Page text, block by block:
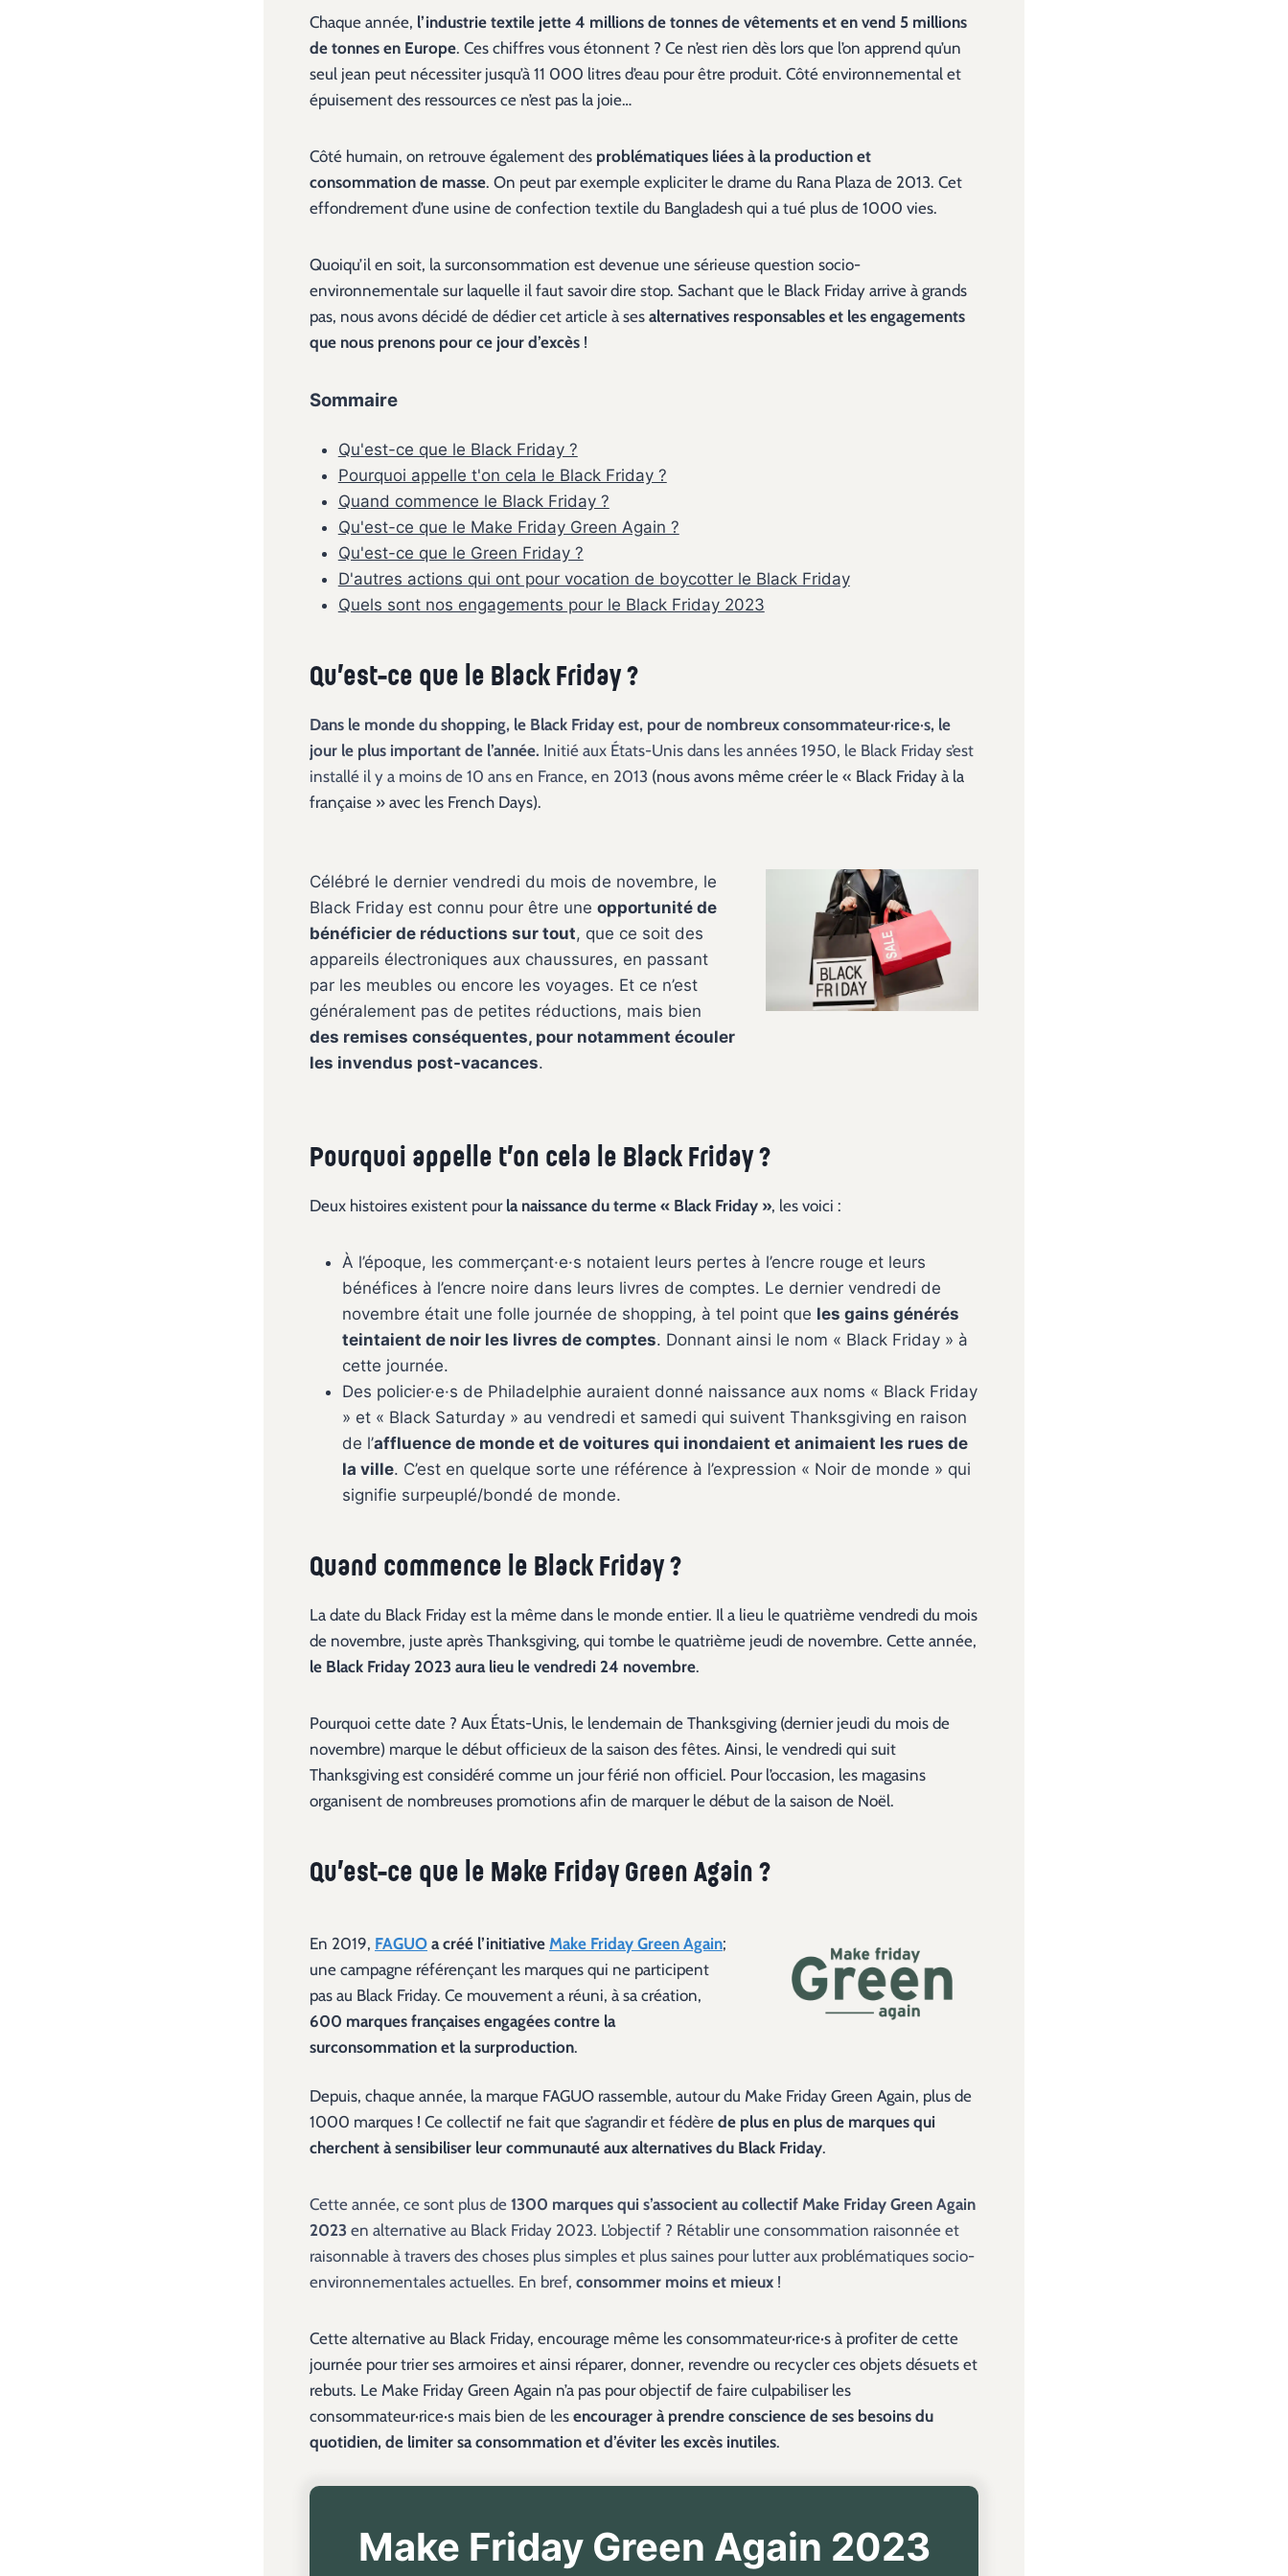
Chaque année, l’industrie textile jette 4 millions de tonnes de vêtements et en vend 5 millions
de tonnes en Europe. Ces chiffres vous étonnent ? Ce n’est rien dès lors que l’on apprend qu’un
seul jean peut nécessiter jusqu’à 11 000 litres d’eau pour être produit. Côté environnemental et
épuisement des ressources ce n’est pas la joie…
Côté humain, on retrouve également des problématiques liées à la production et
consommation de masse. On peut par exemple expliciter le drame du Rana Plaza de 2013. Cet
effondrement d’une usine de confection textile du Bangladesh qui a tué plus de 1000 vies.
Quoiqu’il en soit, la surconsommation est devenue une sérieuse question socio-
environnementale sur laquelle il faut savoir dire stop. Sachant que le Black Friday arrive à grands
pas, nous avons décidé de dédier cet article à ses alternatives responsables et les engagements
que nous prenons pour ce jour d’excès !
Sommaire
Qu'est-ce que le Black Friday ?
Pourquoi appelle t'on cela le Black Friday ?
Quand commence le Black Friday ?
Qu'est-ce que le Make Friday Green Again ?
Qu'est-ce que le Green Friday ?
D'autres actions qui ont pour vocation de boycotter le Black Friday
Quels sont nos engagements pour le Black Friday 2023
Qu’est-ce que le Black Friday ?
Dans le monde du shopping, le Black Friday est, pour de nombreux consommateur·rice·s, le
jour le plus important de l’année. Initié aux États-Unis dans les années 1950, le Black Friday s’est
installé il y a moins de 10 ans en France, en 2013 (nous avons même créer le « Black Friday à la
française » avec les French Days).
Célébré le dernier vendredi du mois de novembre, le
Black Friday est connu pour être une opportunité de
bénéficier de réductions sur tout, que ce soit des
appareils électroniques aux chaussures, en passant
par les meubles ou encore les voyages. Et ce n’est
généralement pas de petites réductions, mais bien
des remises conséquentes, pour notamment écouler
les invendus post-vacances.
Pourquoi appelle t’on cela le Black Friday ?
Deux histoires existent pour la naissance du terme « Black Friday », les voici :
À l’époque, les commerçant·e·s notaient leurs pertes à l’encre rouge et leurs
bénéfices à l’encre noire dans leurs livres de comptes. Le dernier vendredi de
novembre était une folle journée de shopping, à tel point que les gains générés
teintaient de noir les livres de comptes. Donnant ainsi le nom « Black Friday » à
cette journée.
Des policier·e·s de Philadelphie auraient donné naissance aux noms « Black Friday
» et « Black Saturday » au vendredi et samedi qui suivent Thanksgiving en raison
de l’affluence de monde et de voitures qui inondaient et animaient les rues de
la ville. C’est en quelque sorte une référence à l’expression « Noir de monde » qui
signifie surpeuplé/bondé de monde.
Quand commence le Black Friday ?
La date du Black Friday est la même dans le monde entier. Il a lieu le quatrième vendredi du mois
de novembre, juste après Thanksgiving, qui tombe le quatrième jeudi de novembre. Cette année,
le Black Friday 2023 aura lieu le vendredi 24 novembre.
Pourquoi cette date ? Aux États-Unis, le lendemain de Thanksgiving (dernier jeudi du mois de
novembre) marque le début officieux de la saison des fêtes. Ainsi, le vendredi qui suit
Thanksgiving est considéré comme un jour férié non officiel. Pour l’occasion, les magasins
organisent de nombreuses promotions afin de marquer le début de la saison de Noël.
Qu’est-ce que le Make Friday Green Again ?
En 2019, FAGUO a créé l’initiative Make Friday Green Again;
une campagne référençant les marques qui ne participent
pas au Black Friday. Ce mouvement a réuni, à sa création,
600 marques françaises engagées contre la
surconsommation et la surproduction.
Depuis, chaque année, la marque FAGUO rassemble, autour du Make Friday Green Again, plus de
1000 marques ! Ce collectif ne fait que s’agrandir et fédère de plus en plus de marques qui
cherchent à sensibiliser leur communauté aux alternatives du Black Friday.
Cette année, ce sont plus de 1300 marques qui s’associent au collectif Make Friday Green Again
2023 en alternative au Black Friday 2023. L’objectif ? Rétablir une consommation raisonnée et
raisonnable à travers des choses plus simples et plus saines pour lutter aux problématiques socio-
environnementales actuelles. En bref, consommer moins et mieux !
Cette alternative au Black Friday, encourage même les consommateur·rice·s à profiter de cette
journée pour trier ses armoires et ainsi réparer, donner, revendre ou recycler ces objets désuets et
rebuts. Le Make Friday Green Again n’a pas pour objectif de faire culpabiliser les
consommateur·rice·s mais bien de les encourager à prendre conscience de ses besoins du
quotidien, de limiter sa consommation et d’éviter les excès inutiles.
Make Friday Green Again 2023